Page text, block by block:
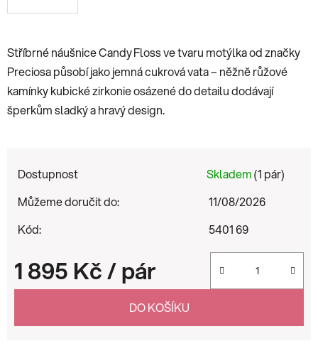
Stříbrné náušnice Candy Floss ve tvaru motýlka od značky
Preciosa působí jako jemná cukrová vata – něžně růžové
kamínky kubické zirkonie osázené do detailu dodávají
šperkům sladký a hravý design.
Dostupnost Skladem(1 pár)
Můžeme doručit do:
11/08/2026
Kód:
5401 69
1 895 Kč/ pár
Měrná cena:
DO KOŠÍKU